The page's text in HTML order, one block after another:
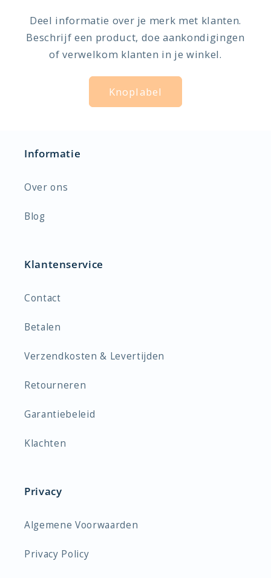
Deel informatie over je merk met klanten.
Beschrijf een product, doe aankondigingen
of verwelkom klanten in je winkel.
Knoplabel
Informatie
Over ons
Blog
Klantenservice
Contact
Betalen
Verzendkosten & Levertijden
Retourneren
Garantiebeleid
Klachten
Privacy
Algemene Voorwaarden
Privacy Policy